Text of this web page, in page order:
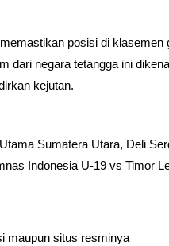
posisi di klasemen
dari negara tetangga ini
kejutan.
Sumatera Utara, Deli
Indonesia U-19 vs Timor
maupun situs resminya